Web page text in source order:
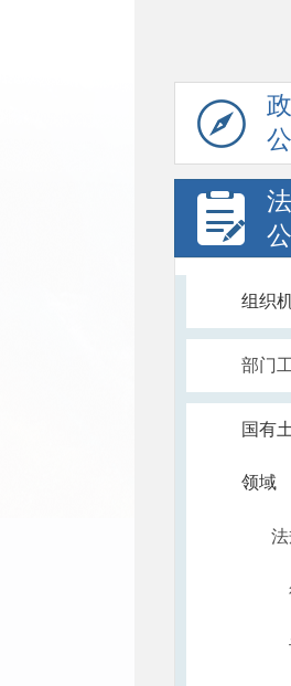
组织
部门
国有
领域